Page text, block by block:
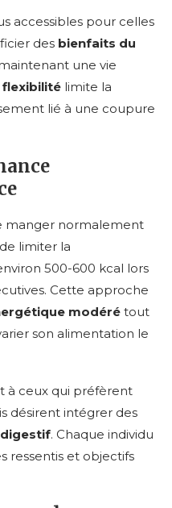
accessibles pour celles
des bienfaits du
une vie
flexibilité limite la
lié à une coupure
manger normalement
limiter la
500-600 kcal lors
Cette approche
modéré tout
son alimentation le
à ceux qui préfèrent
désirent intégrer des
. Chaque individu
ressentis et objectifs